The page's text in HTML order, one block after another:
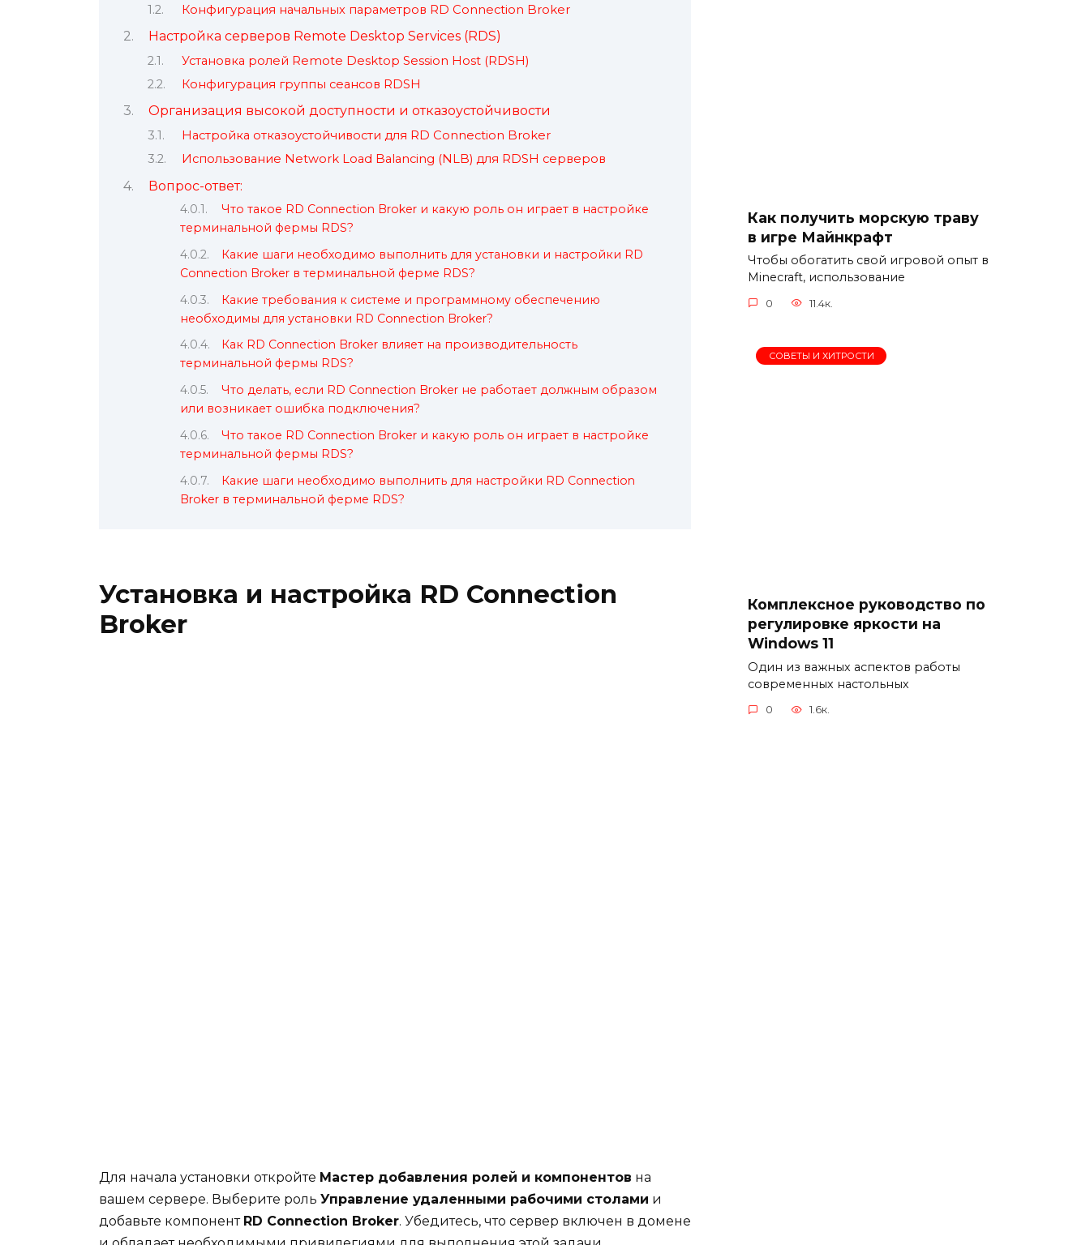
Конфигурация начальных параметров RD Connection Broker
Настройка серверов Remote Desktop Services (RDS)
Установка ролей Remote Desktop Session Host (RDSH)
Конфигурация группы сеансов RDSH
Организация высокой доступности и отказоустойчивости
Настройка отказоустойчивости для RD Connection Broker
Использование Network Load Balancing (NLB) для RDSH серверов
Вопрос-ответ:
Что такое RD Connection Broker и какую роль он играет в настройке
терминальной фермы RDS?
Какие шаги необходимо выполнить для установки и настройки RD
Connection Broker в терминальной ферме RDS?
Какие требования к системе и программному обеспечению
необходимы для установки RD Connection Broker?
Как RD Connection Broker влияет на производительность
терминальной фермы RDS?
Что делать, если RD Connection Broker не работает должным образом
или возникает ошибка подключения?
Что такое RD Connection Broker и какую роль он играет в настройке
терминальной фермы RDS?
Какие шаги необходимо выполнить для настройки RD Connection
Broker в терминальной ферме RDS?
Установка и настройка RD Connection
Broker
Для начала установки откройте Мастер добавления ролей и компонентов на
вашем сервере. Выберите роль Управление удаленными рабочими столами и
добавьте компонент RD Connection Broker. Убедитесь, что сервер включен в домене
Как получить морскую траву
в игре Майнкрафт
Чтобы обогатить свой игровой опыт в
Minecraft, использование
0 11.4к.
СОВЕТЫ И ХИТРОСТИ
Комплексное руководство по
регулировке яркости на
Windows 11
Один из важных аспектов работы
современных настольных
0 1.6к.